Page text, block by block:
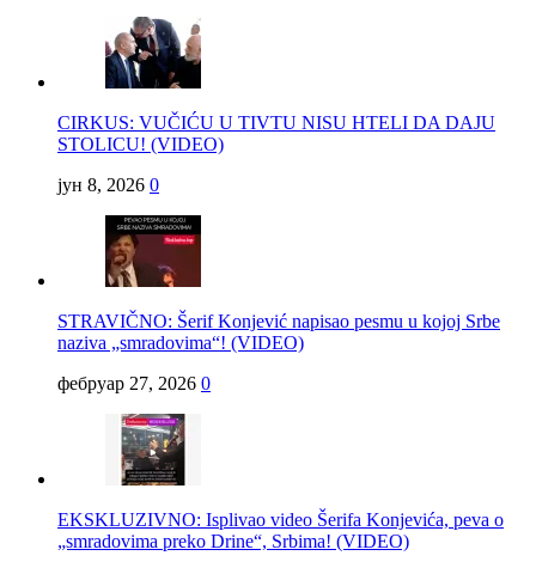
CIRKUS: VUČIĆU U TIVTU NISU HTELI DA DAJU
STOLICU! (VIDEO)
јун 8, 2026 0
STRAVIČNO: Šerif Konjević napisao pesmu u kojoj Srbe
naziva „smradovima“! (VIDEO)
фебруар 27, 2026 0
EKSKLUZIVNO: Isplivao video Šerifa Konjevića, peva o
„smradovima preko Drine“, Srbima! (VIDEO)